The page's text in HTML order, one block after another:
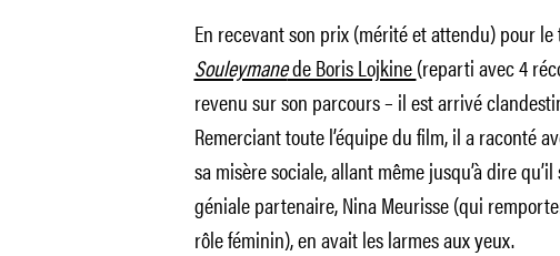
En recevant son prix (mérité et attendu) pour le
Souleymanede Boris Lojkine(reparti avec 4
revenu sur son parcours – il est arrivé
Remerciant toute l’équipe du film, il a raconté
sa misère sociale, allant même jusqu’à dire
géniale partenaire, Nina Meurisse (qui
rôle féminin), en avait les larmes aux yeux.